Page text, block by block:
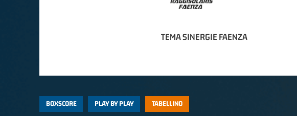
TEMA SINERGIE FAENZA
BOXSCORE PLAY BY PLAY TABELLINO